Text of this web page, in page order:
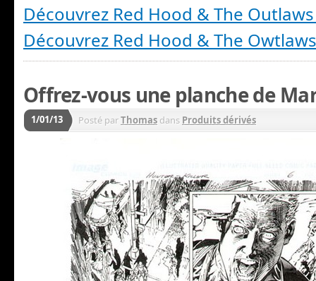
Découvrez Red Hood & The
Découvrez Red Hood & The
Offrez-vous une planche de
1/01/13 Posté parThomas dans Produits dérivés